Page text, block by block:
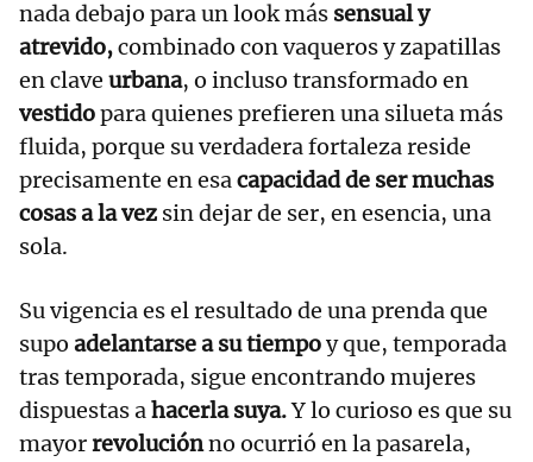
nada debajo para un look más sensual y
atrevido,combinado con vaqueros y zapatillas
en clave urbana, o incluso transformado en
vestidopara quienes prefieren una silueta más
fluida, porque su verdadera fortaleza reside
precisamente en esacapacidad de ser muchas
cosas a la vez sin dejar de ser, en esencia, una
sola.
Su vigencia es el resultado de una prenda que
supo adelantarse a su tiempoy que, temporada
tras temporada, sigue encontrando mujeres
dispuestas ahacerla suya.Y lo curioso es que su
mayorrevoluciónno ocurrió en la pasarela,